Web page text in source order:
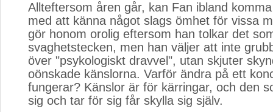
Allteftersom åren går, kan Fan ibland
med att känna något slags ömhet för vissa
gör honom orolig eftersom han tolkar det
svaghetstecken, men han väljer att inte
över "psykologiskt dravvel", utan skjuter
oönskade känslorna. Varför ändra på ett
fungerar? Känslor är för kärringar, och den
sig och tar för sig får skylla sig själv.